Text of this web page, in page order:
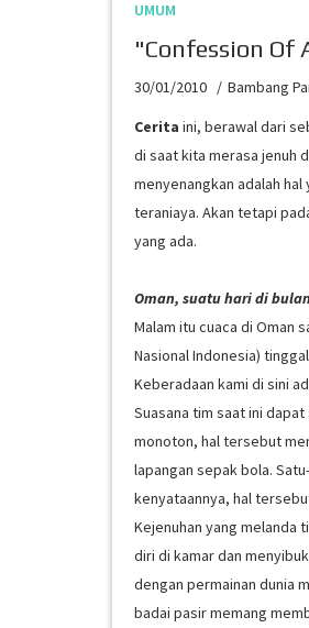
UMUM
"Confession Of
30/01/2010
Bambang
Cerita ini, berawal dari
di saat kita merasa jenuh
menyenangkan adalah
teraniaya. Akan tetapi
yang ada.
Oman, suatu hari di
Malam itu cuaca di Oman
Nasional Indonesia)
Keberadaan kami di sini
Suasana tim saat ini
monoton, hal tersebut
lapangan sepak bola.
kenyataannya, hal
Kejenuhan yang melanda
diri di kamar dan
dengan permainan dunia
badai pasir memang